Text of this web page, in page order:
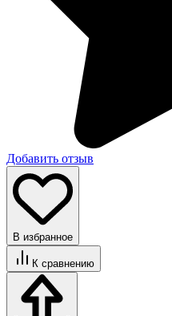
Добавить отзыв
В избранное
К сравнению